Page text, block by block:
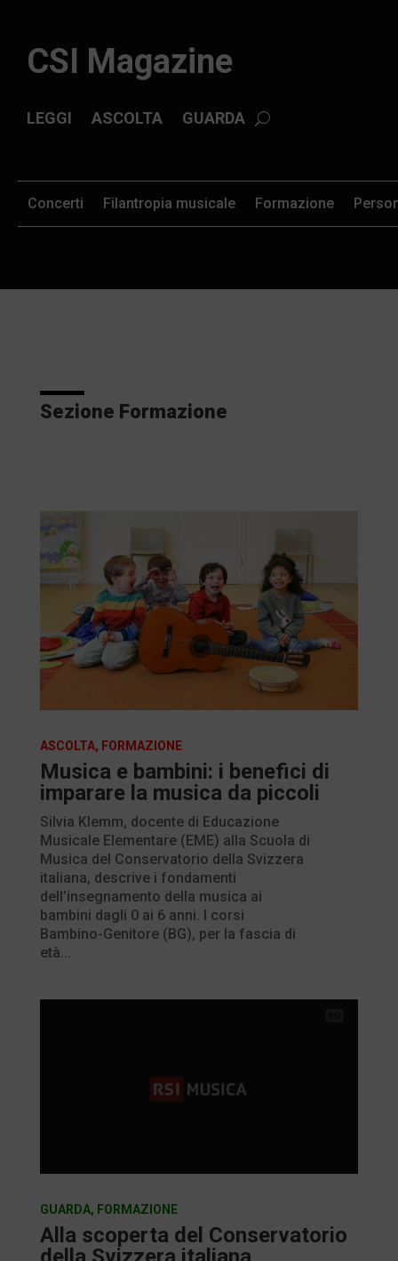
CSI Magazine
ASCOLTA GUARDA
LEGGI
Formazione
Concerti Filantropia musicale
Sezione Formazione
Musica e bambini: i benefici di
imparare la musica da piccoli
ASCOLTA, FORMAZIONE
Silvia Klemm, docente di Educazione
Musicale Elementare (EME) alla Scuola di
Musica del Conservatorio della Svizzera
italiana, descrive i fondamenti
dell’insegnamento della musica ai
bambini dagli 0 ai 6 anni. I corsi
Bambino-Genitore (BG), per la fascia di
età...
Alla scoperta del Conservatorio
GUARDA, FORMAZIONE